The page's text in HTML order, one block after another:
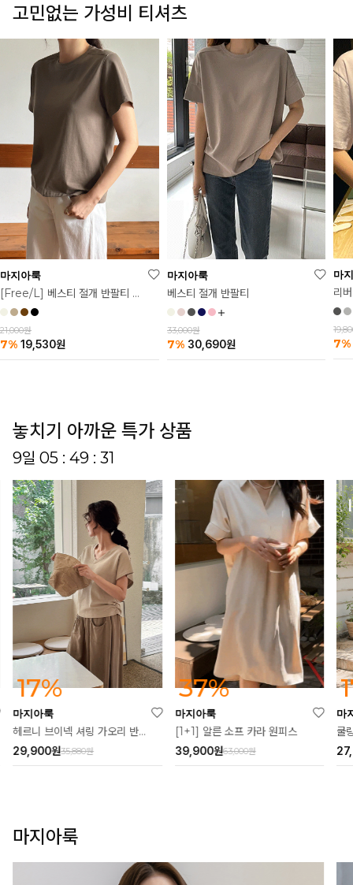
고민없는 가성비 티셔츠
마지아룩
[Free/L] 베스티 절개 반팔티 2탄
21,000원
7% 19,530원
마지아룩
베스티 절개 반팔티
33,000원
7% 30,690원
마
리
7%
놓치기 아까운 특가 상품
9일 05 : 49 : 26
17%
마지아룩
헤르니 브이넥 셔링 가오리 반팔티
35,880원
29,900원
37%
마지아룩
[1+1] 알른 소프 카라 원피스
63,000원
39,900원
마
쿨
마지아룩